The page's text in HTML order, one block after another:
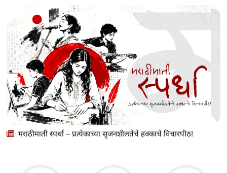
मराठीमाती स्पर्धा – प्रत्येकाच्या सृजनशीलतेचे हक्काचे विचारपीठ!